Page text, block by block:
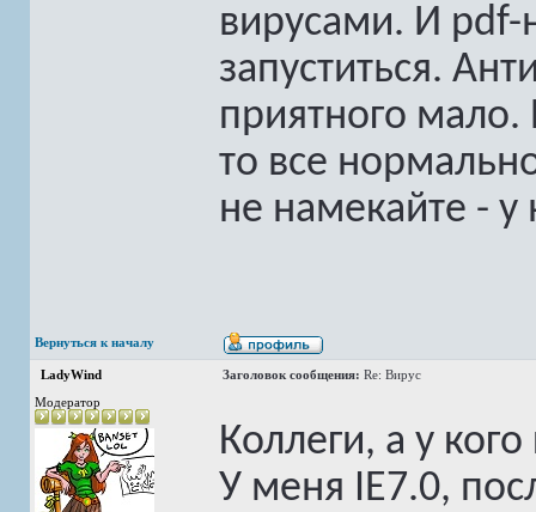
вирусами. И pdf-
запуститься.
приятного мало.
то все
не намекайте - у
Вернуться к началу
LadyWind Заголовок сообщения: Re: Вирус
Модератор
Коллеги, а у
У меня IE7.0,